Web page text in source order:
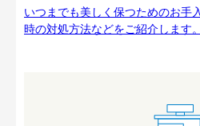
いつまでも美しく保つためのお手
時の対処方法などをご紹介します。